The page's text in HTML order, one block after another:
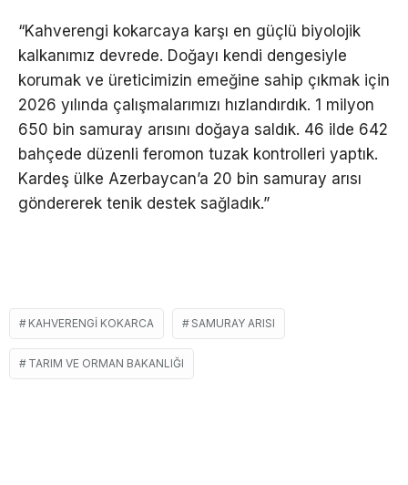
“Kahverengi kokarcaya karşı en güçlü biyolojik
kalkanımız devrede. Doğayı kendi dengesiyle
korumak ve üreticimizin emeğine sahip çıkmak için
2026 yılında çalışmalarımızı hızlandırdık. 1 milyon
650 bin samuray arısını doğaya saldık. 46 ilde 642
bahçede düzenli feromon tuzak kontrolleri yaptık.
Kardeş ülke Azerbaycan’a 20 bin samuray arısı
göndererek tenik destek sağladık.”
KAHVERENGI KOKARCA SAMURAY ARISI
TARIM VE ORMAN BAKANLIĞI